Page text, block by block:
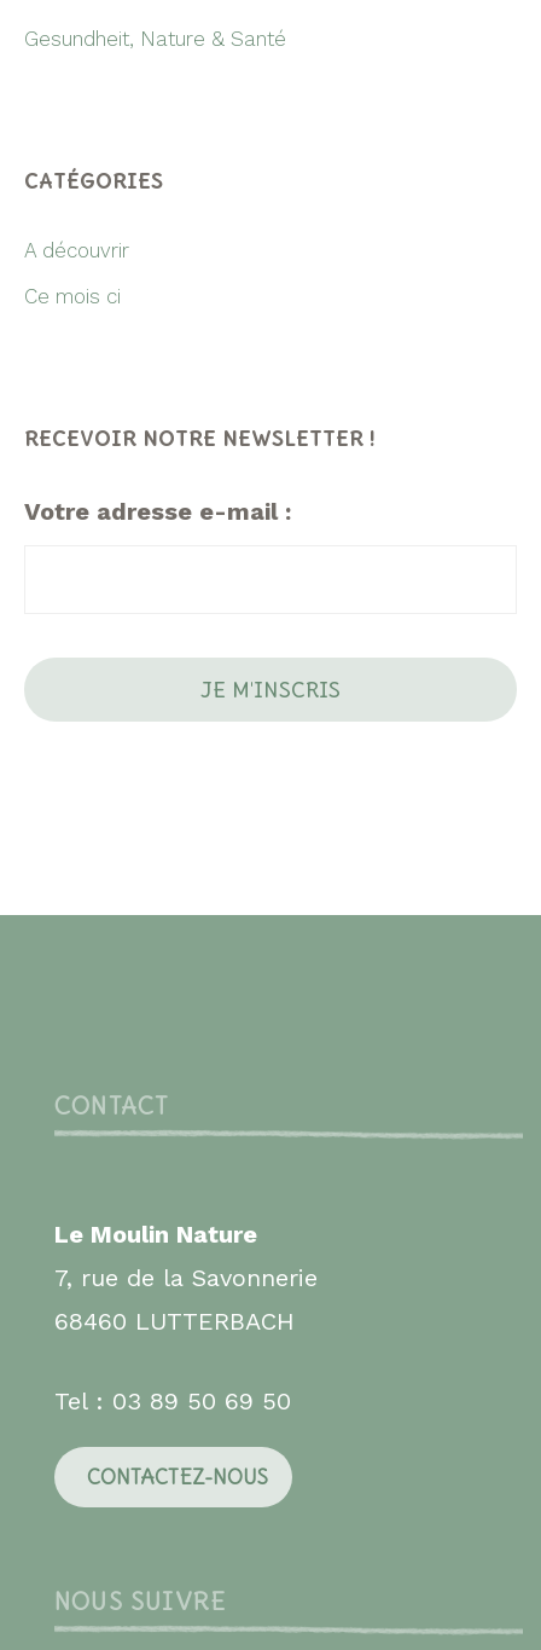
Gesundheit, Nature & Santé
CATÉGORIES
A découvrir
Ce mois ci
RECEVOIR NOTRE NEWSLETTER !
Votre adresse e-mail :
CONTACT
Le Moulin Nature
7, rue de la Savonnerie
68460 LUTTERBACH
Tel : 03 89 50 69 50
CONTACTEZ-NOUS
NOUS SUIVRE